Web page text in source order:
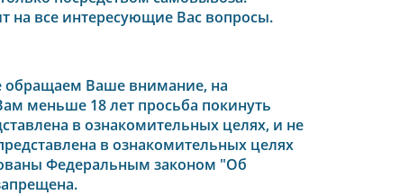
на все интересующие Вас вопросы.
обращаем Ваше внимание, на
меньше 18 лет просьба покинуть
в ознакомительных целях, и не
в ознакомительных целях
Федеральным законом "Об